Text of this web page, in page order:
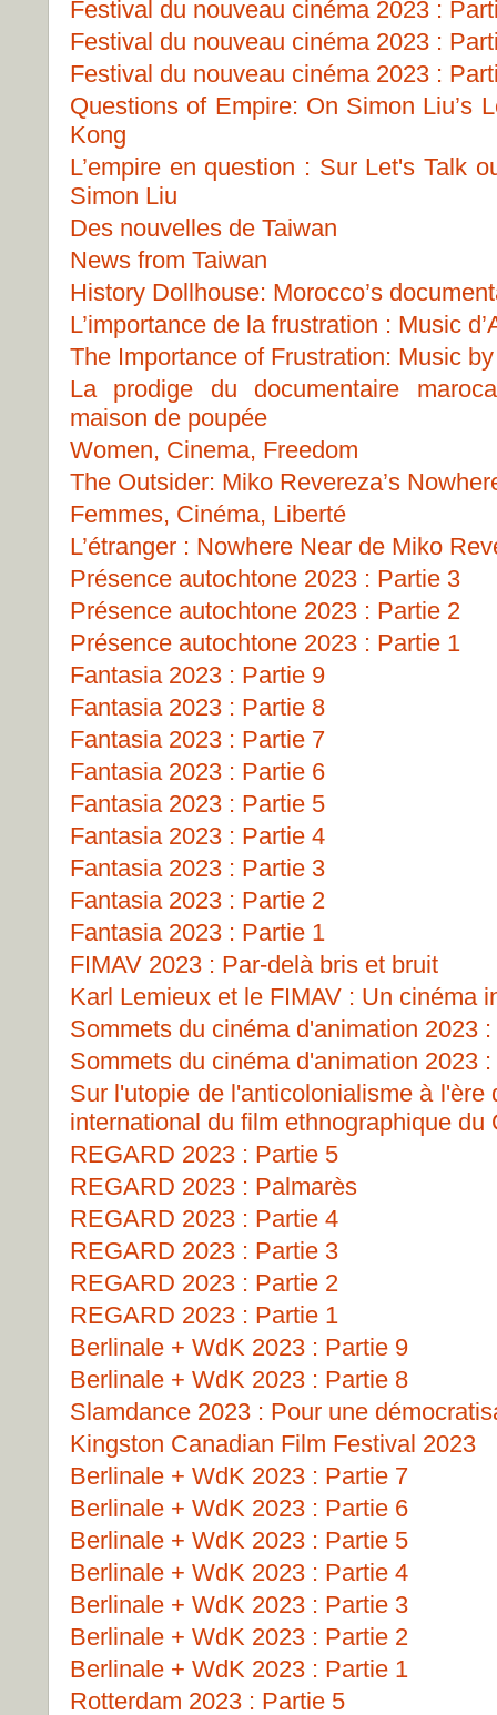
Festival du nouveau cinéma 2023 :
Festival du nouveau cinéma 2023 :
Festival du nouveau cinéma 2023 :
Questions of Empire: On Simon Liu’s
Kong
L’empire en question : Sur Let's Talk
Simon Liu
Des nouvelles de Taiwan
News from Taiwan
History Dollhouse: Morocco’s
L’importance de la frustration : Music
The Importance of Frustration: Music
La prodige du documentaire
maison de poupée
Women, Cinema, Freedom
The Outsider: Miko Revereza’s
Femmes, Cinéma, Liberté
L’étranger : Nowhere Near de Miko
Présence autochtone 2023 : Partie 3
Présence autochtone 2023 : Partie 2
Présence autochtone 2023 : Partie 1
Fantasia 2023 : Partie 9
Fantasia 2023 : Partie 8
Fantasia 2023 : Partie 7
Fantasia 2023 : Partie 6
Fantasia 2023 : Partie 5
Fantasia 2023 : Partie 4
Fantasia 2023 : Partie 3
Fantasia 2023 : Partie 2
Fantasia 2023 : Partie 1
FIMAV 2023 : Par-delà bris et bruit
Karl Lemieux et le FIMAV : Un cinéma
Sommets du cinéma d'animation 2023
Sommets du cinéma d'animation 2023
Sur l'utopie de l'anticolonialisme à
international du film ethnographique du
REGARD 2023 : Partie 5
REGARD 2023 : Palmarès
REGARD 2023 : Partie 4
REGARD 2023 : Partie 3
REGARD 2023 : Partie 2
REGARD 2023 : Partie 1
Berlinale + WdK 2023 : Partie 9
Berlinale + WdK 2023 : Partie 8
Slamdance 2023 : Pour une
Kingston Canadian Film Festival 2023
Berlinale + WdK 2023 : Partie 7
Berlinale + WdK 2023 : Partie 6
Berlinale + WdK 2023 : Partie 5
Berlinale + WdK 2023 : Partie 4
Berlinale + WdK 2023 : Partie 3
Berlinale + WdK 2023 : Partie 2
Berlinale + WdK 2023 : Partie 1
Rotterdam 2023 : Partie 5